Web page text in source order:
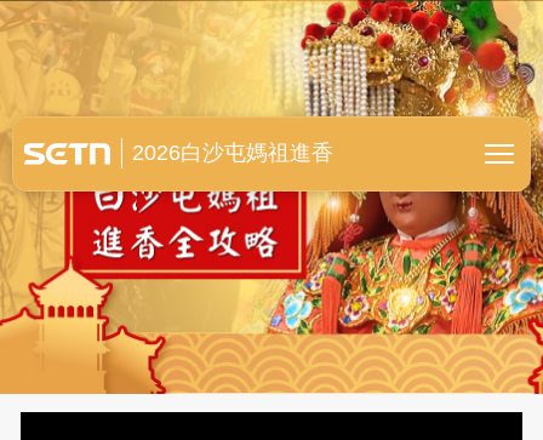
白沙屯媽祖進香全紀錄
2026白沙屯媽祖進香